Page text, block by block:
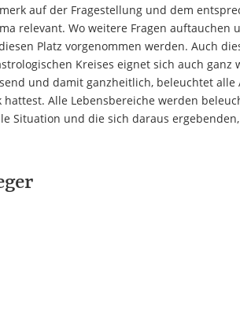
auf der Fragestellung und dem
relevant. Wo weitere Fragen auftauchen
Platz vorgenommen werden. Auch
Kreises eignet sich auch
und damit ganzheitlich, beleuchtet
Alle Lebensbereiche werden
Situation und die sich daraus